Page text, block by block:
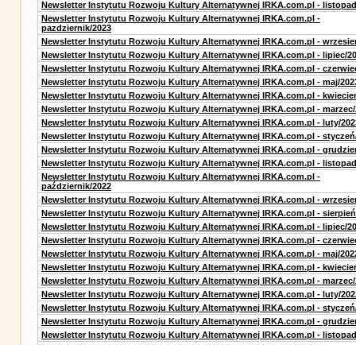
Newsletter Instytutu Rozwoju Kultury Alternatywnej IRKA.com.pl -
Newsletter Instytutu Rozwoju Kultury Alternatywnej IRKA.com.pl -
pazdziernik/2023
Newsletter Instytutu Rozwoju Kultury Alternatywnej IRKA.com.pl -
Newsletter Instytutu Rozwoju Kultury Alternatywnej IRKA.com.pl - lipiec/
Newsletter Instytutu Rozwoju Kultury Alternatywnej IRKA.com.pl -
Newsletter Instytutu Rozwoju Kultury Alternatywnej IRKA.com.pl - maj/
Newsletter Instytutu Rozwoju Kultury Alternatywnej IRKA.com.pl -
Newsletter Instytutu Rozwoju Kultury Alternatywnej IRKA.com.pl - marzec/
Newsletter Instytutu Rozwoju Kultury Alternatywnej IRKA.com.pl - luty/
Newsletter Instytutu Rozwoju Kultury Alternatywnej IRKA.com.pl -
Newsletter Instytutu Rozwoju Kultury Alternatywnej IRKA.com.pl -
Newsletter Instytutu Rozwoju Kultury Alternatywnej IRKA.com.pl -
Newsletter Instytutu Rozwoju Kultury Alternatywnej IRKA.com.pl -
październik/2022
Newsletter Instytutu Rozwoju Kultury Alternatywnej IRKA.com.pl -
Newsletter Instytutu Rozwoju Kultury Alternatywnej IRKA.com.pl -
Newsletter Instytutu Rozwoju Kultury Alternatywnej IRKA.com.pl - lipiec/
Newsletter Instytutu Rozwoju Kultury Alternatywnej IRKA.com.pl -
Newsletter Instytutu Rozwoju Kultury Alternatywnej IRKA.com.pl - maj/
Newsletter Instytutu Rozwoju Kultury Alternatywnej IRKA.com.pl -
Newsletter Instytutu Rozwoju Kultury Alternatywnej IRKA.com.pl - marzec/
Newsletter Instytutu Rozwoju Kultury Alternatywnej IRKA.com.pl - luty/
Newsletter Instytutu Rozwoju Kultury Alternatywnej IRKA.com.pl -
Newsletter Instytutu Rozwoju Kultury Alternatywnej IRKA.com.pl -
Newsletter Instytutu Rozwoju Kultury Alternatywnej IRKA.com.pl -